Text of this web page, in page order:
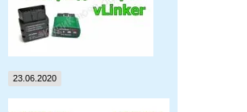
23.06.2020